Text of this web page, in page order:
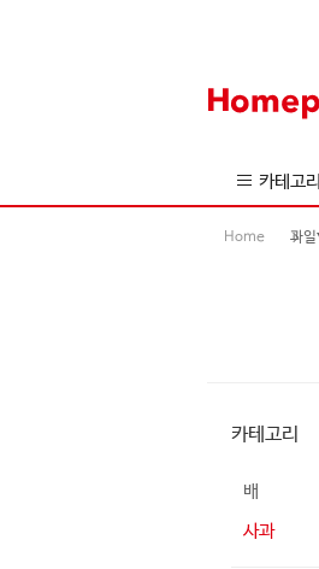
카테고리
Home 과일
카테고리
배
사과